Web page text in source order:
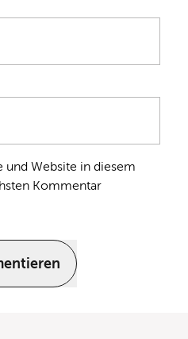
und Website in diesem
Kommentar